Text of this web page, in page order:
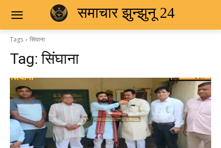
समाचार झुन्झुनू 24
Tags सिंघाना
Tag:सिंघाना